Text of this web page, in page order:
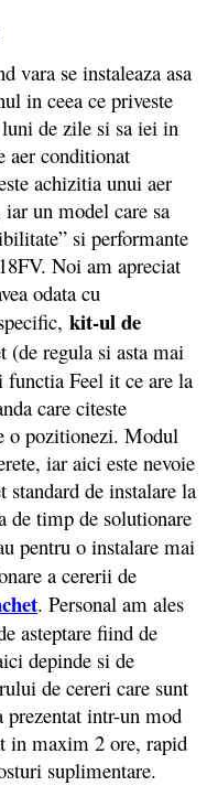
vara se instaleaza asa
in ceea ce priveste
de zile si sa iei in
aer conditionat
achizitia unui aer
un model care sa
si performante
Noi am apreciat
odata cu
kit-ul de
(de regula si asta mai
Feel it ce are la
care citeste
o pozitionezi. Modul
iar aici este nevoie
standard de instalare la
de timp de solutionare
pentru o instalare mai
a cererii de
. Personal am ales
asteptare fiind de
depinde si de
de cereri care sunt
prezentat intr-un mod
in maxim 2 ore, rapid
suplimentare.